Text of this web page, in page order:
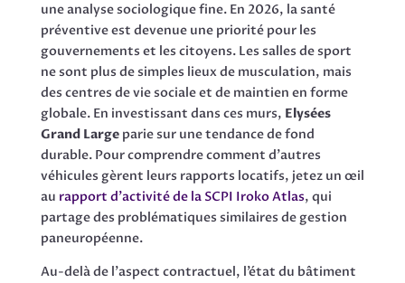
une analyse sociologique fine. En 2026, la santé
préventive est devenue une priorité pour les
gouvernements et les citoyens. Les salles de sport
ne sont plus de simples lieux de musculation, mais
des centres de vie sociale et de maintien en forme
globale. En investissant dans ces murs, Elysées
Grand Largeparie sur une tendance de fond
durable. Pour comprendre comment d’autres
véhicules gèrent leurs rapports locatifs, jetez un œil
au rapport d’activité de la SCPI Iroko Atlas, qui
partage des problématiques similaires de gestion
paneuropéenne.
Au-delà de l’aspect contractuel, l’état du bâtiment